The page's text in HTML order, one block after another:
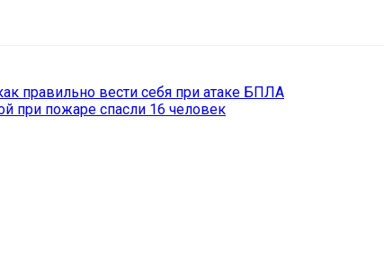
правильно вести себя при атаке БПЛА
при пожаре спасли 16 человек